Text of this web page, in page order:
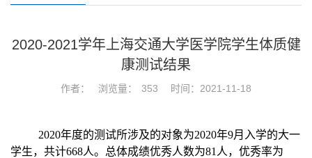
2020-2021学年上海交通大学医学院学生体质健
康测试结果
作者： 浏览量： 353 时间：2021-11-18
2020年度的测试所涉及的对象为2020年9月入学的大一
学生，共计668人。总体成绩优秀人数为81人，优秀率为